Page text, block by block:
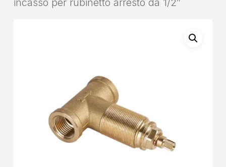
incasso per rubinetto arresto da 1/2″